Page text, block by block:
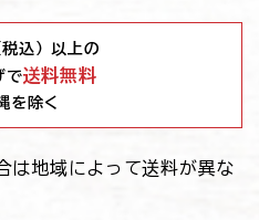
税込）以上の
で送料無料
を除く
は地域によって送料が異な